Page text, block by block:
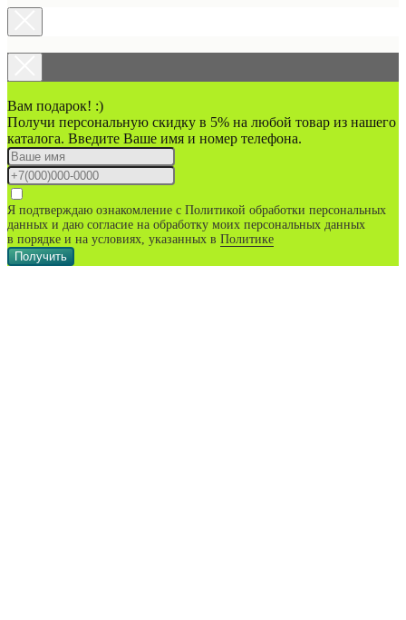
Вам подарок! :)
Получи персональную скидку в 5% на любой товар из нашего
каталога. Введите Ваше имя и номер телефона.
Я подтверждаю ознакомление с Политикой обработки персональных
данных и даю согласие на обработку моих персональных данных
в порядке и на условиях, указанных в Политике
Получить